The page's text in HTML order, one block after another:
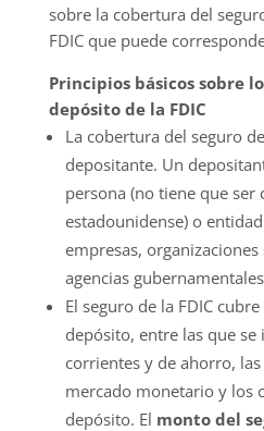
sobre la cobertura del
FDIC que puede
Principios básicos sobre
depósito de la FDIC
La cobertura del seguro
depositante. Un
persona (no tiene que
estadounidense) o
empresas,
agencias
El seguro de la FDIC
depósito, entre las que se
corrientes y de ahorro,
mercado monetario y los
depósito. El monto del